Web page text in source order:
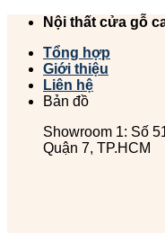
Chuyển
dung
Nội thất cửa gỗ
Tổng hợp
Giới thiệu
Liên hệ
Bản đồ
Showroom 1: Số
Quận 7, TP.HCM